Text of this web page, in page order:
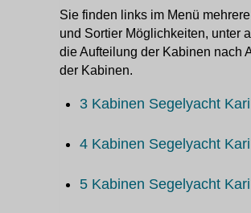
Sie finden links im Menü
und Sortier Möglichkeiten, unter
die Aufteilung der Kabinen nach
der Kabinen.
3 Kabinen Segelyacht
4 Kabinen Segelyacht
5 Kabinen Segelyacht